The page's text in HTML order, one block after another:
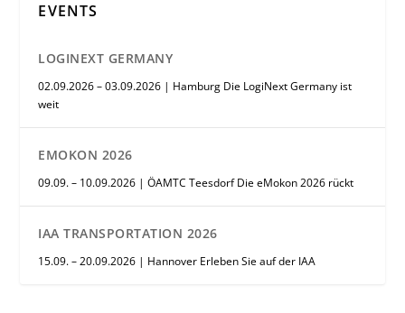
EVENTS
LOGINEXT GERMANY
02.09.2026 – 03.09.2026 | Hamburg Die LogiNext Germany ist
weit
EMOKON 2026
09.09. – 10.09.2026 | ÖAMTC Teesdorf Die eMokon 2026 rückt
IAA TRANSPORTATION 2026
15.09. – 20.09.2026 | Hannover Erleben Sie auf der IAA